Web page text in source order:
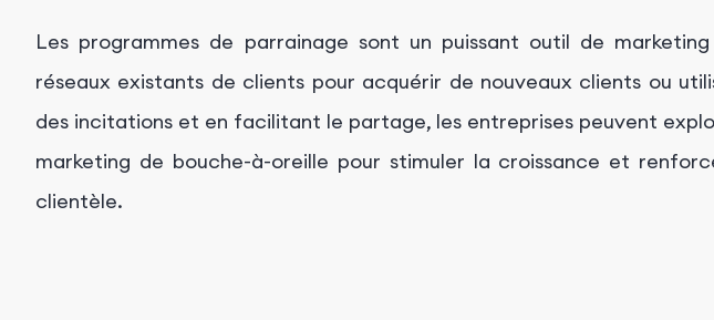
Les programmes de parrainage sont un puissant outil de
réseaux existants de clients pour acquérir de nouveaux clients ou
des incitations et en facilitant le partage, les entreprises peuvent
marketing de bouche-à-oreille pour stimuler la croissance et
clientèle.